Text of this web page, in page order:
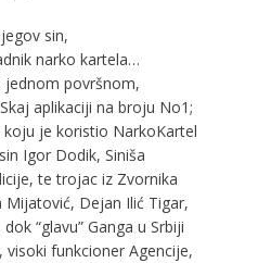
sin,
narko kartela…
jednom površnom,
aplikaciji na broju No1;
koju je koristio NarkoKartel
Igor Dodik, Siniša
te trojac iz Zvornika
Mijatović, Dejan Ilić Tigar,
“glavu” Ganga u Srbiji
funkcioner Agencije,